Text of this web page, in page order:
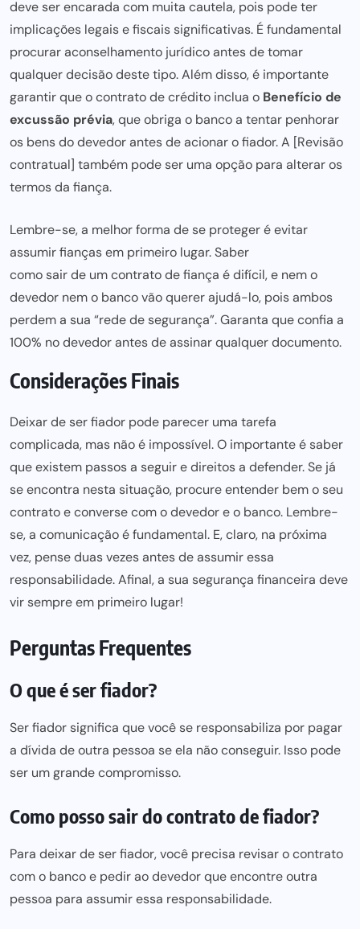
deve ser encarada com muita cautela, pois pode ter
implicações legais e fiscais significativas. É fundamental
procurar aconselhamento jurídico antes de tomar
qualquer decisão deste tipo. Além disso, é importante
garantir que o contrato de crédito inclua o Benefício de
excussão prévia, que obriga o banco a tentar penhorar
os bens do devedor antes de acionar o fiador. A [Revisão
contratual] também pode ser uma opção para alterar os
termos da fiança.
Lembre-se, a melhor forma de se proteger é evitar
assumir fianças em primeiro lugar. Saber
como sair de um contratode fiança é difícil, e nem o
devedor nem o banco vão querer ajudá-lo, pois ambos
perdem a sua “rede de segurança”. Garanta que confia a
100% no devedor antes de assinar qualquer documento.
Considerações Finais
Deixar de ser fiador pode parecer uma tarefa
complicada, mas não é impossível. O importante é saber
que existem passos a seguir e direitos a defender. Se já
se encontra nesta situação, procure entender bem o seu
contrato e converse com o devedor e o banco. Lembre-
se, a comunicação é fundamental. E, claro, na próxima
vez, pense duas vezes antes de assumir essa
responsabilidade. Afinal, a sua segurança financeira deve
vir sempre em primeiro lugar!
Perguntas Frequentes
O que é ser fiador?
Ser fiador significa que você se responsabiliza por pagar
a dívida de outra pessoa se ela não conseguir. Isso pode
ser um grande compromisso.
Como posso sair do contrato de fiador?
Para deixar de ser fiador, você precisa revisar o contrato
com o banco e pedir ao devedor que encontre outra
pessoa para assumir essa responsabilidade.